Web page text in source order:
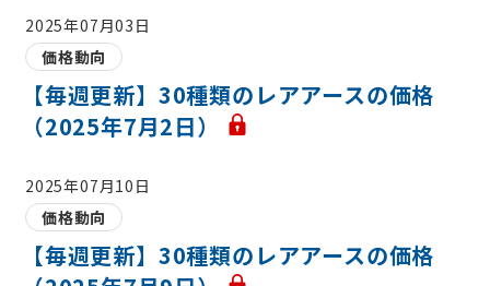
2025年07月03日
価格動向
【毎週更新】30種類のレアアースの価格
（2025年7月2日）
2025年07月10日
価格動向
【毎週更新】30種類のレアアースの価格